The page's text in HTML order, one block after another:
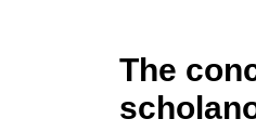
The